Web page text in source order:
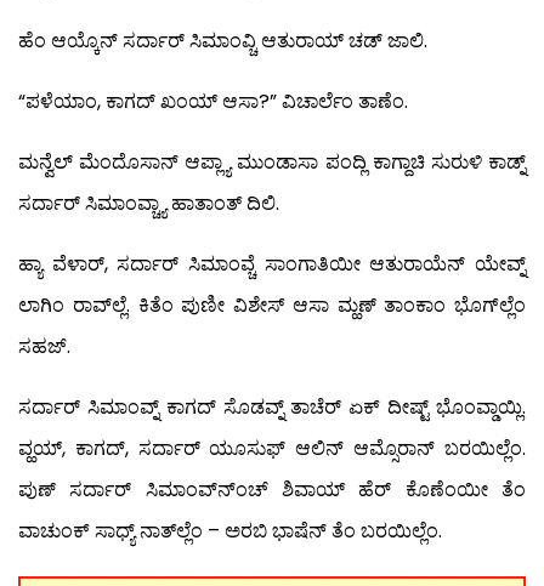
ಹೆಂ ಆಯ್ಕೊನ್ ಸರ್ದಾರ್ ಸಿಮಾಂವ್ಚಿ ಆತುರಾಯ್ ಚಡ್ ಜಾಲಿ.
“ಪಳೆಯಾಂ, ಕಾಗದ್ ಖಂಯ್ ಆಸಾ?” ವಿಚಾರ್ಲೆಂ ತಾಣೆಂ.
ಮನ್ವೆಲ್ ಮೆಂದೊಸಾನ್ ಆಪ್ಲ್ಯಾ ಮುಂಡಾಸಾ ಪಂದ್ಲಿ ಕಾಗ್ದಾಚಿ ಸುರುಳಿ ಕಾಡ್ನ್
ಸರ್ದಾರ್ ಸಿಮಾಂವ್ಚ್ಯಾ ಹಾತಾಂತ್ ದಿಲಿ.
ಹ್ಯಾ ವೆಳಾರ್, ಸರ್ದಾರ್ ಸಿಮಾಂವ್ಚೆ ಸಾಂಗಾತಿಯೀ ಆತುರಾಯೆನ್ ಯೇವ್ನ್
ಲಾಗಿಂ ರಾವ್‍ಲ್ಲೆ. ಕಿತೆಂ ಪುಣೀ ವಿಶೇಸ್ ಆಸಾ ಮ್ಹಣ್ ತಾಂಕಾಂ ಭೊಗ್‍ಲ್ಲೆಂ
ಸಹಜ್.
ಸರ್ದಾರ್ ಸಿಮಾಂವ್ನ್ ಕಾಗದ್ ಸೊಡವ್ನ್ ತಾಚೆರ್ ಏಕ್ ದೀಷ್ಟ್ ಭೊಂವ್ಡಾಯ್ಲಿ.
ವ್ಹಯ್, ಕಾಗದ್, ಸರ್ದಾರ್ ಯೂಸುಫ್ ಆಲಿನ್ ಆಮ್ಸೊರಾನ್ ಬರಯಿಲ್ಲೆಂ.
ಪುಣ್ ಸರ್ದಾರ್ ಸಿಮಾಂವ್ನ್‍ಂಚ್ ಶಿವಾಯ್ ಹೆರ್ ಕೊಣೆಂಯೀ ತೆಂ
ವಾಚುಂಕ್ ಸಾಧ್ಯ್ ನಾತ್‍ಲ್ಲೆಂ – ಅರಬಿ ಭಾಷೆನ್ ತೆಂ ಬರಯಿಲ್ಲೆಂ.